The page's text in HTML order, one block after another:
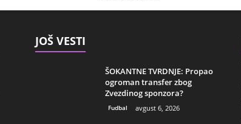
JOŠ VESTI
ŠOKANTNE TVRDNJE: Propao
ogroman transfer zbog
Zvezdinog sponzora?
Fudbal avgust 6, 2026